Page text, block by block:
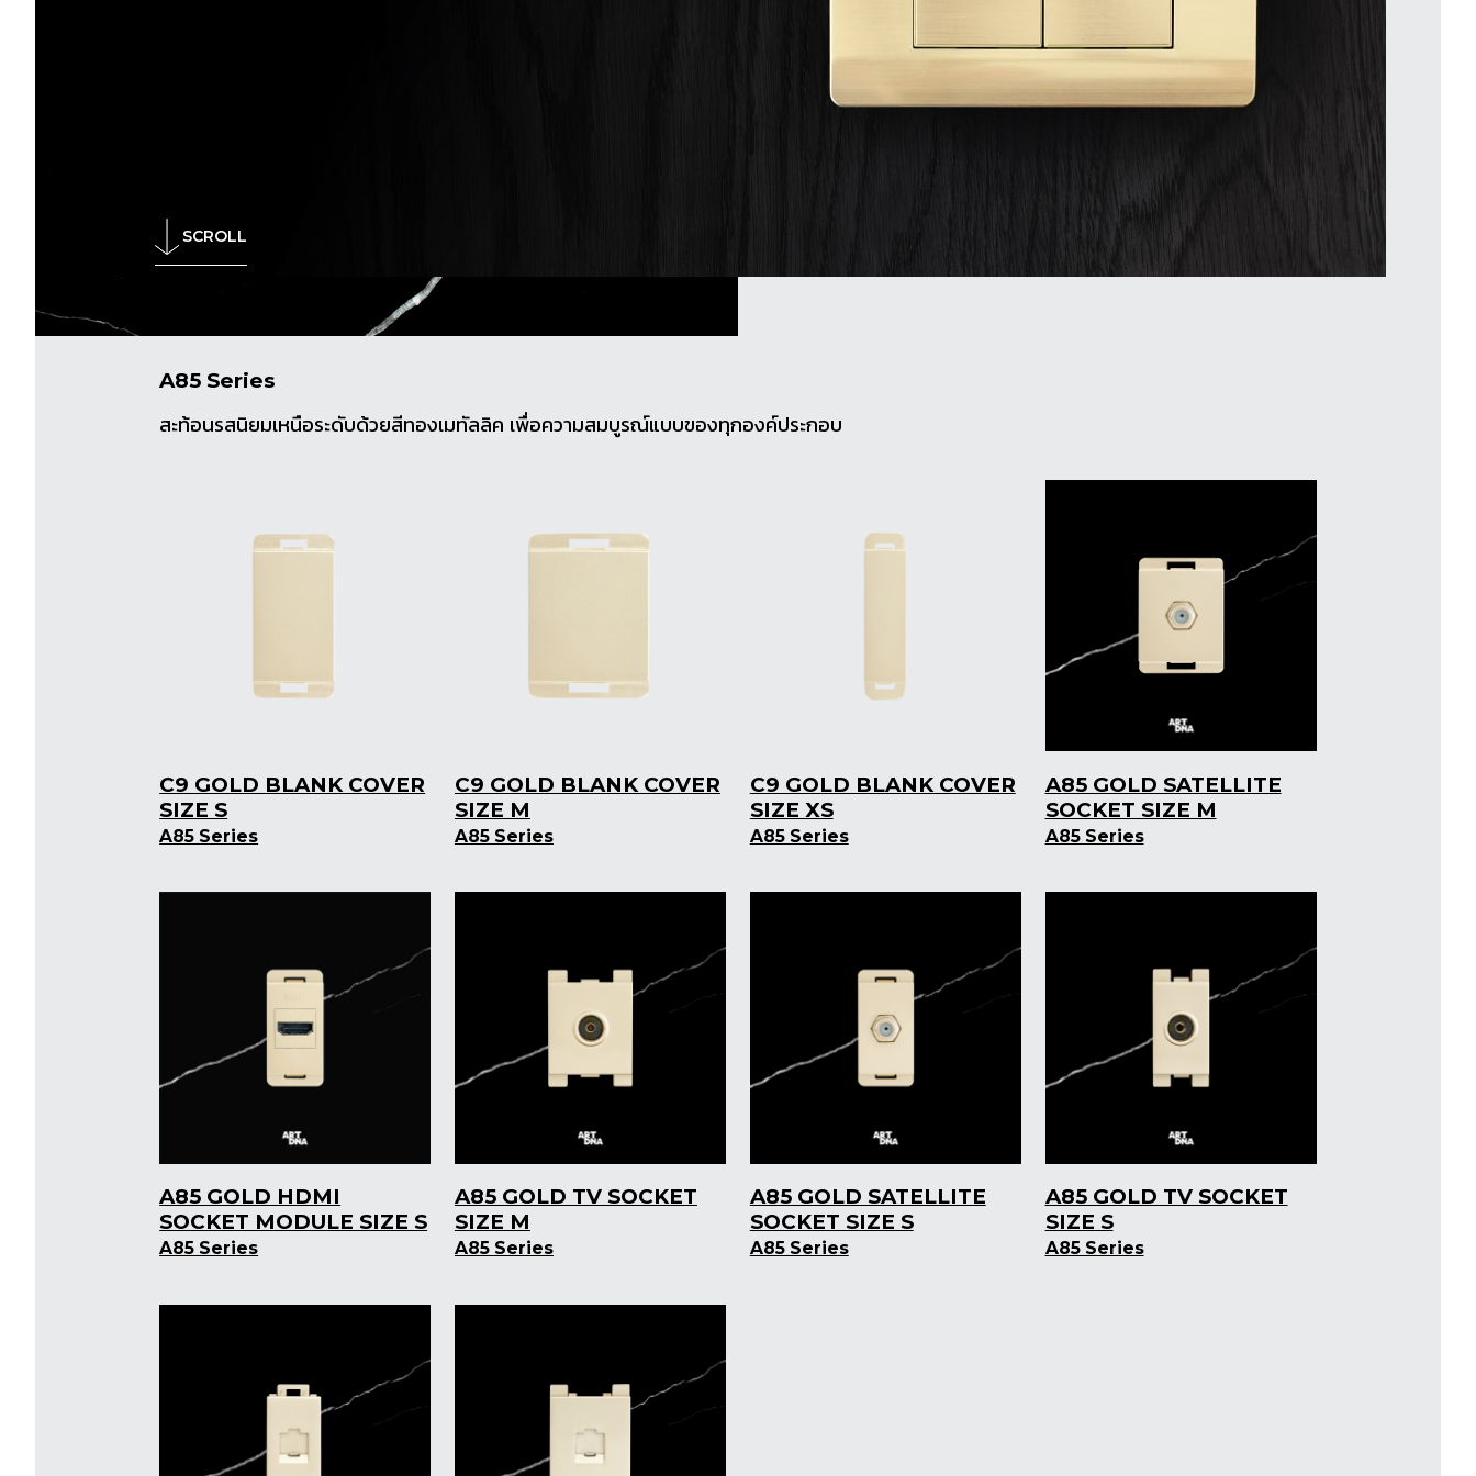
SCROLL
A85 Series
สะท้อนรสนิยมเหนือระดับด้วยสีทองเมทัลลิค เพื่อความสมบูรณ์แบบของทุกองค์ประกอบ
C9 GOLD BLANK COVER
SIZE S
A85 Series
C9 GOLD BLANK COVER
SIZE M
A85 Series
C9 GOLD BLANK COVER
SIZE XS
A85 Series
A85 GOLD SATELLITE
SOCKET SIZE M
A85 Series
A85 GOLD HDMI
SOCKET MODULE SIZE S
A85 Series
A85 GOLD TV SOCKET
SIZE M
A85 Series
A85 GOLD SATELLITE
SOCKET SIZE S
A85 Series
A85 GOLD TV SOCKET
SIZE S
A85 Series